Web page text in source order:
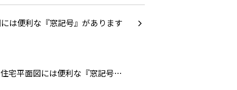
住宅平面図には便利な『窓記号…